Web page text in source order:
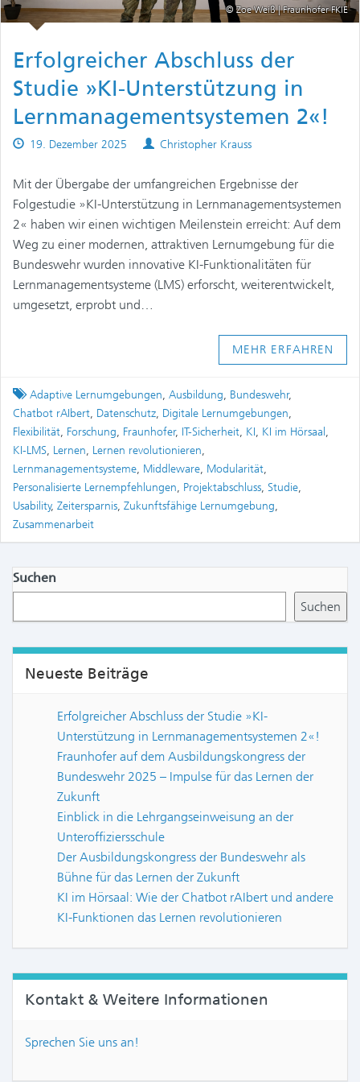
© Zoe Weiß | Fraunhofer FKIE
Erfolgreicher Abschluss der
Studie »KI-Unterstützung in
Lernmanagementsystemen 2«!
Published
19. Dezember 2025 Authors
Christopher Krauss
Mit der Übergabe der umfangreichen Ergebnisse der
Folgestudie »KI-Unterstützung in Lernmanagementsystemen
2« haben wir einen wichtigen Meilenstein erreicht: Auf dem
Weg zu einer modernen, attraktiven Lernumgebung für die
Bundeswehr wurden innovative KI-Funktionalitäten für
Lernmanagementsysteme (LMS) erforscht, weiterentwickelt,
umgesetzt, erprobt und…
MEHR ERFAHREN
Tagged
Adaptive Lernumgebungen, Ausbildung, Bundeswehr,
Chatbot rAIbert, Datenschutz, Digitale Lernumgebungen,
Flexibilität, Forschung, Fraunhofer, IT-Sicherheit, KI, KI im Hörsaal ,
KI-LMS, Lernen, Lernen revolutionieren,
Lernmanagementsysteme, Middleware, Modularität,
Personalisierte Lernempfehlungen, Projektabschluss, Studie,
Usability, Zeitersparnis, Zukunftsfähige Lernumgebung,
Zusammenarbeit
Suchen
Suchen
Neueste Beiträge
Erfolgreicher Abschluss der Studie »KI-
Unterstützung in Lernmanagementsystemen 2«!
Fraunhofer auf dem Ausbildungskongress der
Bundeswehr 2025 – Impulse für das Lernen der
Zukunft
Einblick in die Lehrgangseinweisung an der
Unteroffiziersschule
Der Ausbildungskongress der Bundeswehr als
Bühne für das Lernen der Zukunft
KI im Hörsaal: Wie der Chatbot rAIbert und andere
KI-Funktionen das Lernen revolutionieren
Kontakt & Weitere Informationen
Sprechen Sie uns an!